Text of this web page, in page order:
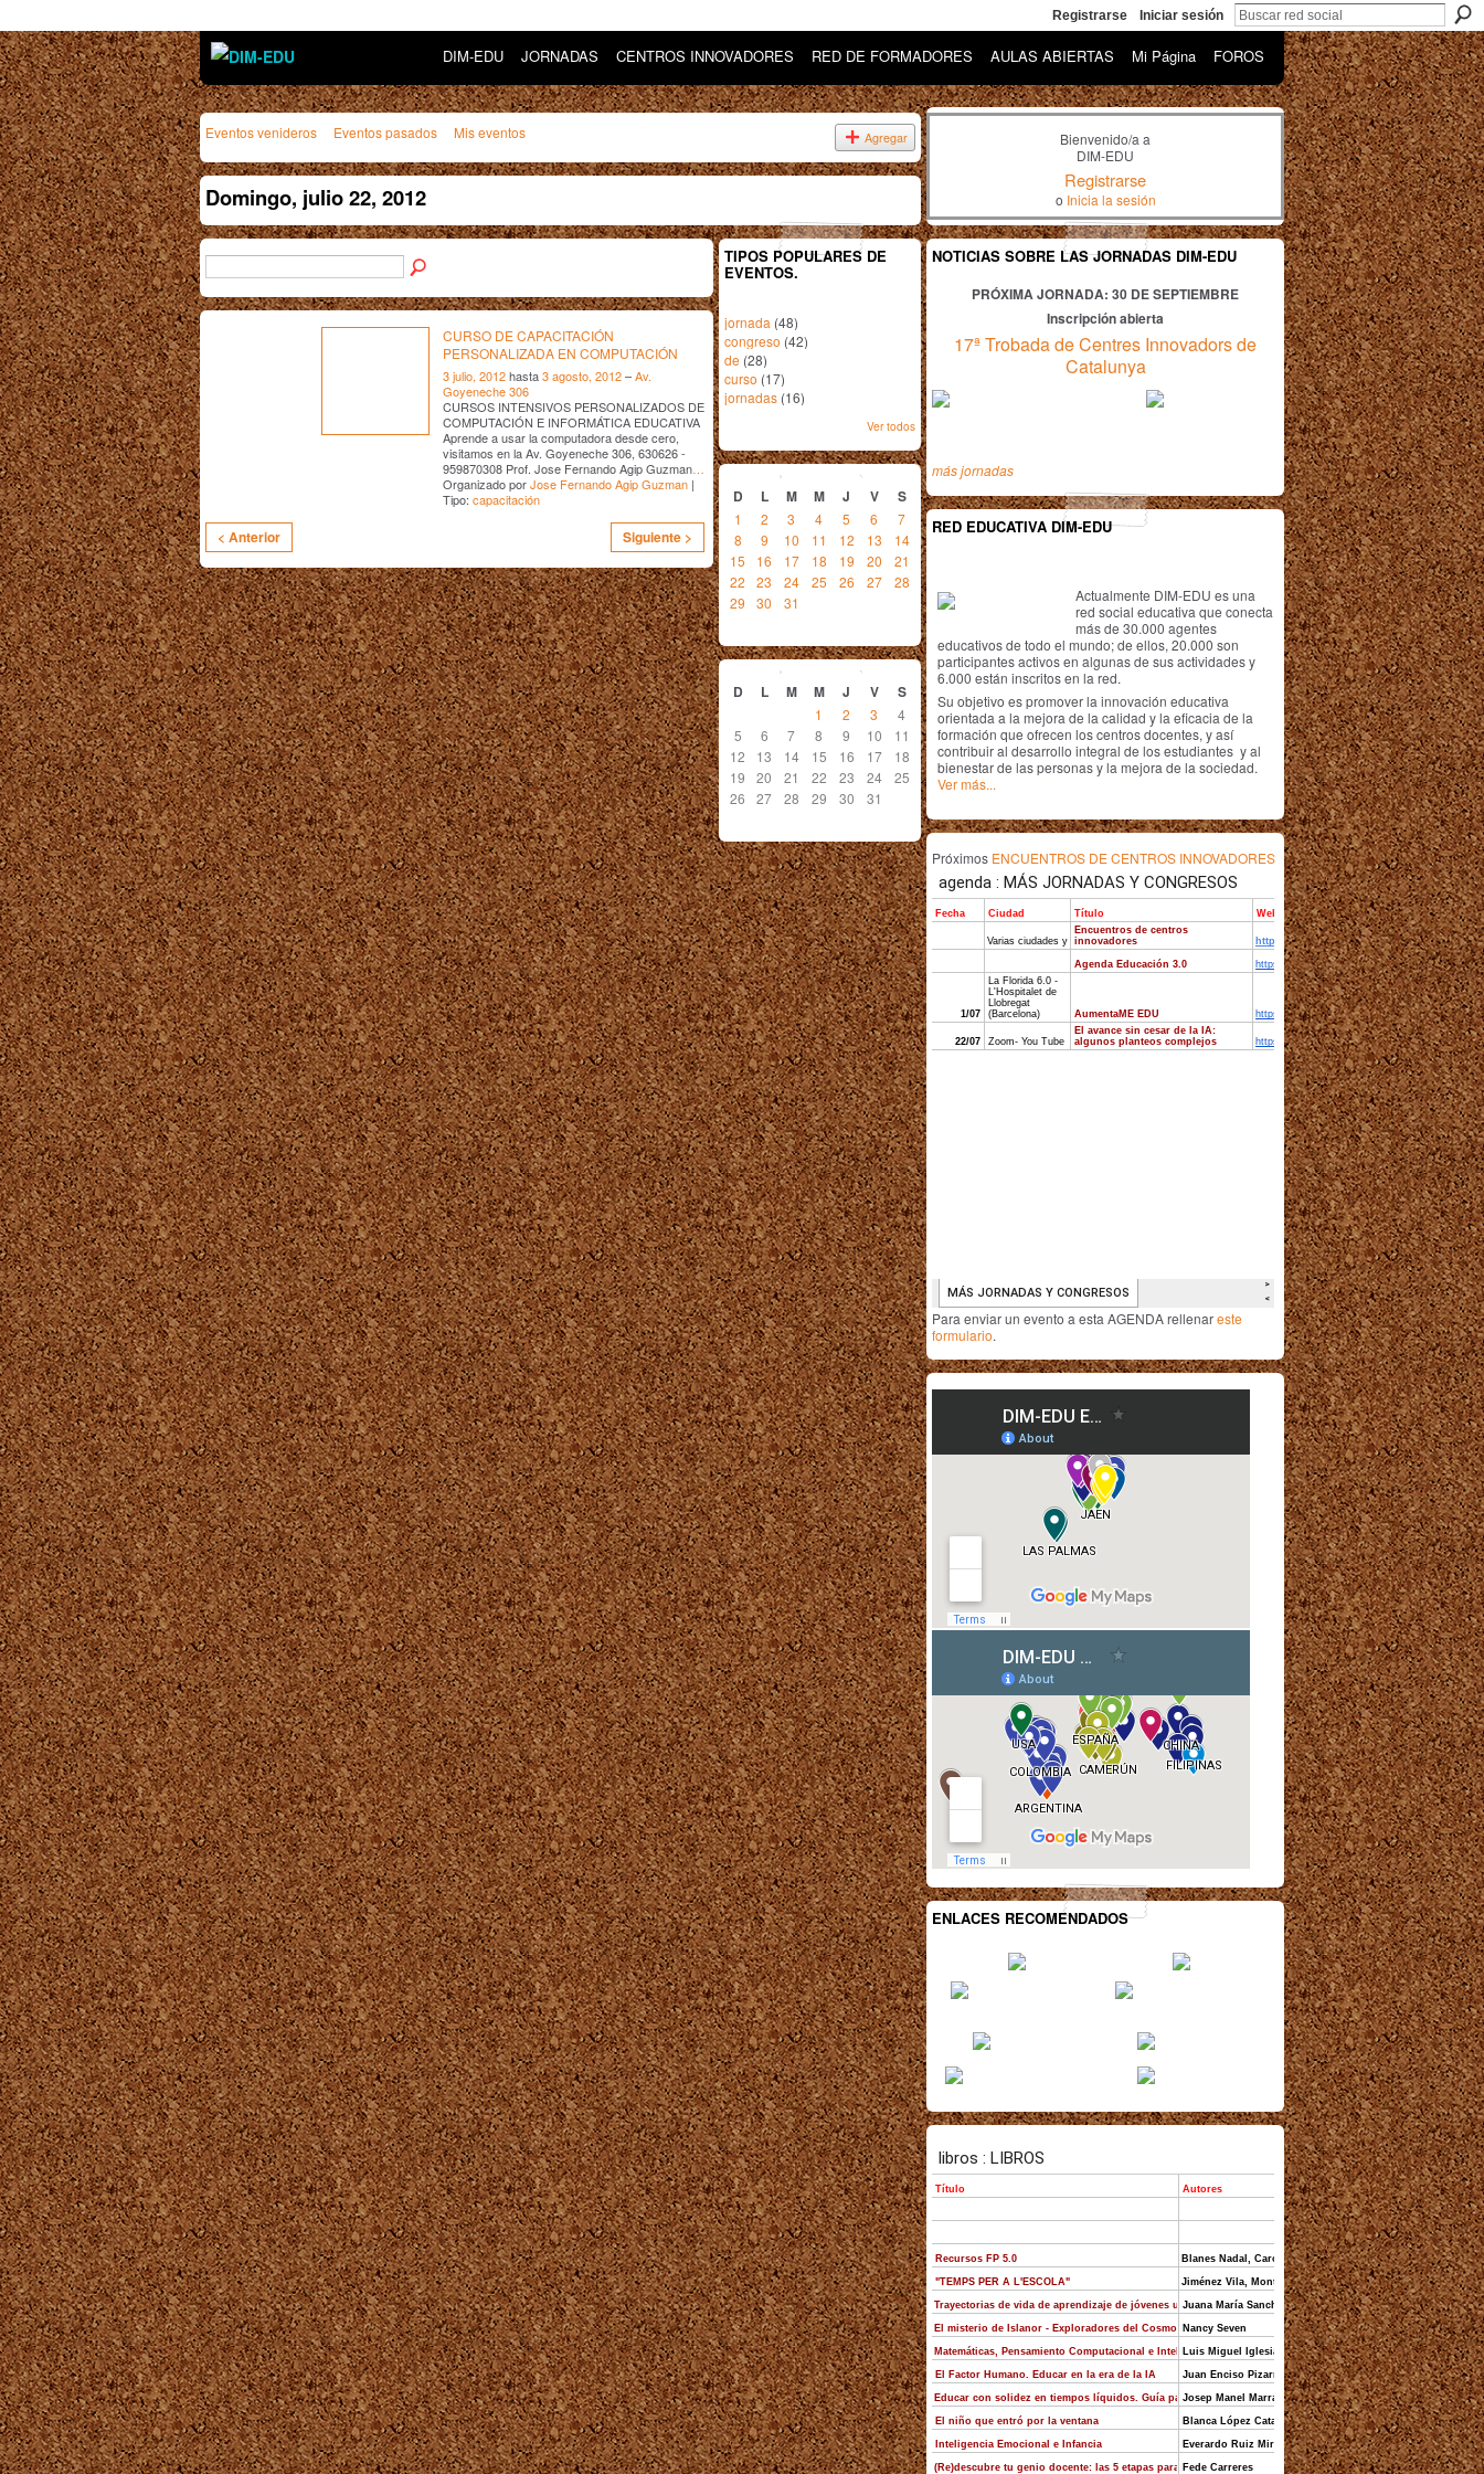
Registrarse Iniciar sesión
DIM-EDU JORNADAS CENTROS INNOVADORES RED DE FORMADORES AULAS ABIERTAS Mi Página FOROS
Eventos venideros Eventos pasados Mis eventos Agregar
Domingo, julio 22, 2012
CURSO DE CAPACITACIÓN
PERSONALIZADA EN COMPUTACIÓN
3 julio, 2012hasta3 agosto, 2012–Av.
Goyeneche 306
CURSOS INTENSIVOS PERSONALIZADOS DE
COMPUTACIÓN E INFORMÁTICA EDUCATIVA
Aprende a usar la computadora desde cero,
visitamos en la Av. Goyeneche 306, 630626 -
959870308 Prof. Jose Fernando Agip Guzman …
Organizado porJose Fernando Agip Guzman |
Tipo: capacitación
< Anterior Siguiente >
TIPOS POPULARES DE
EVENTOS.
jornada (48)
congreso (42)
de (28)
curso (17)
jornadas (16)
Ver todos
julio 2012
D L M M J V S
1 2 3 4 5 6
7
8
9 10 11 12 13
14
15
16 17 18 19 20
21
22
23 24 25 26 27
28
29
30 31
agosto 2012
D L M M J V S
1 2 3
4
5
6 7 8 9 10
11
12
13 14 15 16 17
18
19
20 21 22 23 24
25
26
27 28 29 30 31
Bienvenido/a a
DIM-EDU
Registrarse
o Inicia la sesión
NOTICIAS SOBRE LAS JORNADAS DIM-EDU
PRÓXIMA JORNADA: 30 DE SEPTIEMBRE
Inscripción abierta
17ª Trobada de Centres Innovadors de
Catalunya
más jornadas
RED EDUCATIVA DIM-EDU
Actualmente DIM-EDU es una
red social educativa que conecta
más de 30.000 agentes
educativos de todo el mundo; de ellos, 20.000 son
participantes activos en algunas de sus actividades y
6.000 están inscritos en la red.
Su objetivo es promover la innovación educativa
orientada a la mejora de la calidad y la eficacia de la
formación que ofrecen los centros docentes, y así
contribuir al desarrollo integral de los estudiantes y al
bienestar de las personas y la mejora de la sociedad.
Ver más...
Próximos ENCUENTROS DE CENTROS INNOVADORES
Para enviar un evento a esta AGENDA rellenareste
formulario.
ENLACES RECOMENDADOS